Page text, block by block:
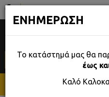
ΕΝΗΜΕΡΩΣΗ
Το κατάστημά μας θα
έως
Καλό